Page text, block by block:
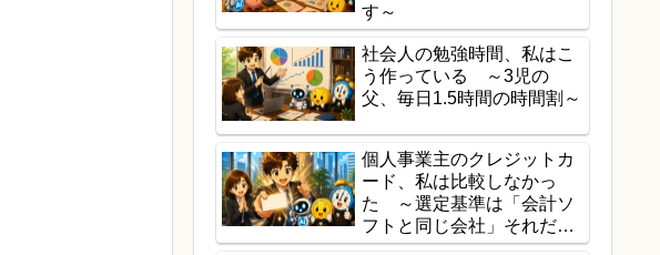
す～
社会人の勉強時間、私はこ
う作っている ～3児の
父、毎日1.5時間の時間割～
個人事業主のクレジットカ
ード、私は比較しなかっ
た ～選定基準は「会計ソ
フトと同じ会社」それだけ
～